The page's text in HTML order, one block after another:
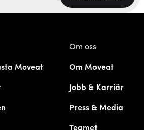
Moveat
Om oss
Om Moveat
Jobb & Karriär
Press & Media